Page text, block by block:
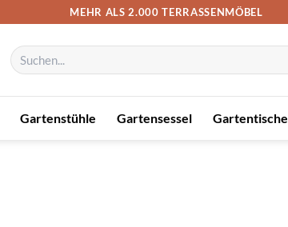
MEHR ALS 2.000 TERRASSENMÖBEL
Suchen
nach:
Gartenstühle Gartensessel Gartentische